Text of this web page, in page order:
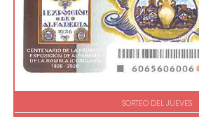
SORTEO DEL JUEVES